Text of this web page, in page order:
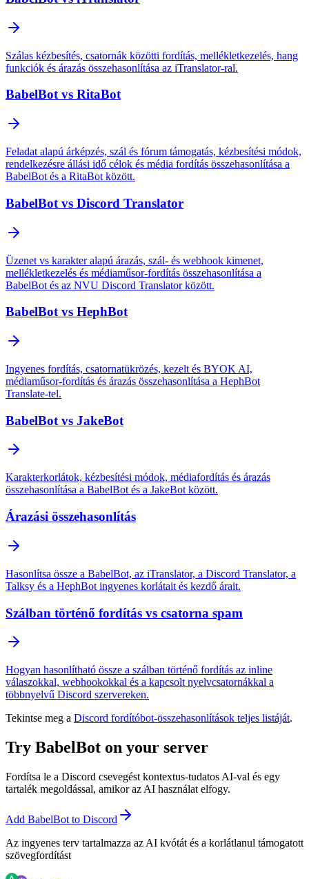
Szálas kézbesítés, csatornák közötti fordítás, mellékletkezelés, hang
funkciók és árazás összehasonlítása az iTranslator-ral.
BabelBot vs RitaBot
Feladat alapú árképzés, szál és fórum támogatás, kézbesítési módok,
rendelkezésre állási idő célok és média fordítás összehasonlítása a
BabelBot és a RitaBot között.
BabelBot vs Discord Translator
Üzenet vs karakter alapú árazás, szál- és webhook kimenet,
mellékletkezelés és médiaműsor-fordítás összehasonlítása a
BabelBot és az NVU Discord Translator között.
BabelBot vs HephBot
Ingyenes fordítás, csatornatükrözés, kezelt és BYOK AI,
médiaműsor-fordítás és árazás összehasonlítása a HephBot
Translate-tel.
BabelBot vs JakeBot
Karakterkorlátok, kézbesítési módok, médiafordítás és árazás
összehasonlítása a BabelBot és a JakeBot között.
Árazási összehasonlítás
Hasonlítsa össze a BabelBot, az iTranslator, a Discord Translator, a
Talksy és a HephBot ingyenes korlátait és kezdő árait.
Szálban történő fordítás vs csatorna spam
Hogyan hasonlítható össze a szálban történő fordítás az inline
válaszokkal, webhookokkal és a kapcsolt nyelvcsatornákkal a
többnyelvű Discord szervereken.
Tekintse meg a Discord fordítóbot-összehasonlítások teljes listáját.
Try BabelBot on your server
Fordítsa le a Discord csevegést kontextus-tudatos AI-val és egy
tartalék megoldással, amikor az AI használat elfogy.
Add BabelBot to Discord
Az ingyenes terv tartalmazza az AI kvótát és a korlátlanul támogatott
szövegfordítást